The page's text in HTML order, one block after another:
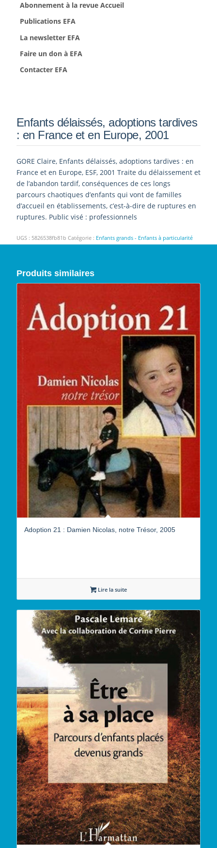
Abonnement à la revue Accueil
Publications EFA
La newsletter EFA
Faire un don à EFA
Contacter EFA
Enfants délaissés, adoptions tardives
: en France et en Europe, 2001
GORE Claire, Enfants délaissés, adoptions tardives : en
France et en Europe, ESF, 2001 Traite du délaissement et
de l’abandon tardif, conséquences de ces longs
parcours chaotiques d’enfants qui vont de familles
d’accueil en établissements, c’est-à-dire de ruptures en
ruptures. Public visé : professionnels
UGS : 5826538fb81b Catégorie : Enfants grands - Enfants à particularité
Produits similaires
Adoption 21 : Damien Nicolas, notre Trésor, 2005
Lire la suite